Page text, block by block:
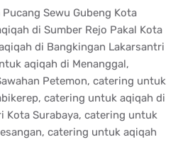
Sewu Gubeng Kota
di Sumber Rejo Pakal Kota
di Bangkingan Lakarsantri
aqiqah di Menanggal,
Petemon, catering untuk
catering untuk aqiqah di
Kota Surabaya, catering untuk
catering untuk aqiqah